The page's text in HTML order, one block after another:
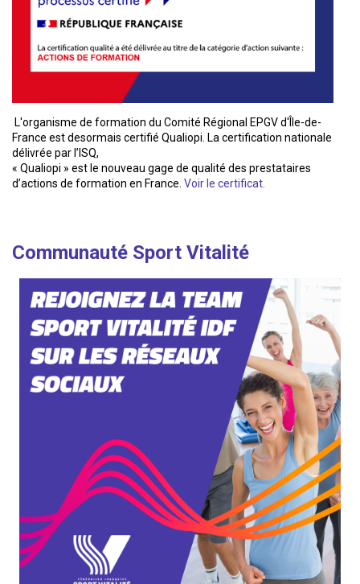
L'organisme de formation du Comité Régional EPGV d'Île-de-
France est desormais certifié Qualiopi. La certification nationale
délivrée par l’ISQ,
« Qualiopi » est le nouveau gage de qualité des prestataires
d’actions de formation en France. Voir le certificat.
Communauté Sport Vitalité